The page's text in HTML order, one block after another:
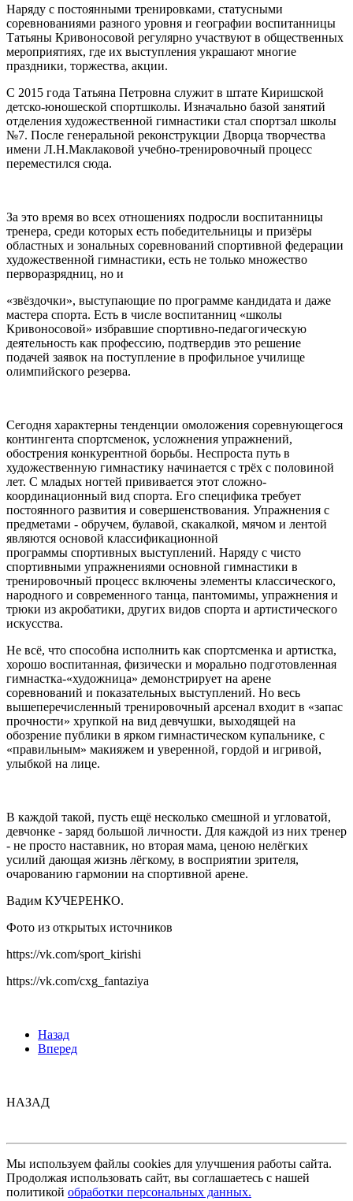
Наряду с постоянными тренировками, статусными
соревнованиями разного уровня и географии воспитанницы
Татьяны Кривоносовой регулярно участвуют в общественных
мероприятиях, где их выступления украшают многие
праздники, торжества, акции.
С 2015 года Татьяна Петровна служит в штате Киришской
детско-юношеской спортшколы. Изначально базой занятий
отделения художественной гимнастики стал спортзал школы
№7. После генеральной реконструкции Дворца творчества
имени Л.Н.Маклаковой учебно-тренировочный процесс
переместился сюда.
За это время во всех отношениях подросли воспитанницы
тренера, среди которых есть победительницы и призёры
областных и зональных соревнований спортивной федерации
художественной гимнастики, есть не только множество
перворазрядниц, но и
«звёздочки», выступающие по программе кандидата и даже
мастера спорта. Есть в числе воспитанниц «школы
Кривоносовой» избравшие спортивно-педагогическую
деятельность как профессию, подтвердив это решение
подачей заявок на поступление в профильное училище
олимпийского резерва.
Сегодня характерны тенденции омоложения соревнующегося
контингента спортсменок, усложнения упражнений,
обострения конкурентной борьбы. Неспроста путь в
художественную гимнастику начинается с трёх с половиной
лет. С младых ногтей прививается этот сложно-
координационный вид спорта. Его специфика требует
постоянного развития и совершенствования. Упражнения с
предметами - обручем, булавой, скакалкой, мячом и лентой
являются основой классификационной
программы спортивных выступлений. Наряду с чисто
спортивными упражнениями основной гимнастики в
тренировочный процесс включены элементы классического,
народного и современного танца, пантомимы, упражнения и
трюки из акробатики, других видов спорта и артистического
искусства.
Не всё, что способна исполнить как спортсменка и артистка,
хорошо воспитанная, физически и морально подготовленная
гимнастка-«художница» демонстрирует на арене
соревнований и показательных выступлений. Но весь
вышеперечисленный тренировочный арсенал входит в «запас
прочности» хрупкой на вид девчушки, выходящей на
обозрение публики в ярком гимнастическом купальнике, с
«правильным» макияжем и уверенной, гордой и игривой,
улыбкой на лице.
В каждой такой, пусть ещё несколько смешной и угловатой,
девчонке - заряд большой личности. Для каждой из них тренер
- не просто наставник, но вторая мама, ценою нелёгких
усилий дающая жизнь лёгкому, в восприятии зрителя,
очарованию гармонии на спортивной арене.
Вадим КУЧЕРЕНКО.
Фото из открытых источников
https://vk.com/sport_kirishi
https://vk.com/cxg_fantaziya
Назад
Вперед
НАЗАД
Мы используем файлы cookies для улучшения работы сайта.
Продолжая использовать сайт, вы соглашаетесь с нашей
политикой обработки персональных данных.